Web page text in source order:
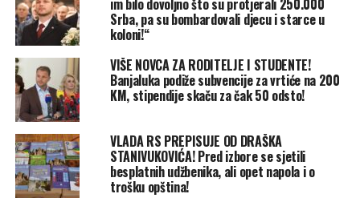
im bilo dovoljno što su protjerali 250.000
Srba, pa su bombardovali djecu i starce u
koloni!“
VIŠE NOVCA ZA RODITELJE I STUDENTE!
Banjaluka podiže subvencije za vrtiće na 200
KM, stipendije skaču za čak 50 odsto!
VLADA RS PREPISUJE OD DRAŠKA
STANIVUKOVIĆA! Pred izbore se sjetili
besplatnih udžbenika, ali opet napola i o
trošku opština!